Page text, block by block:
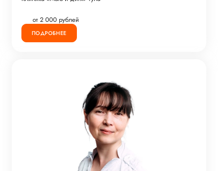
от 2 000 рублей
ПОДРОБНЕЕ